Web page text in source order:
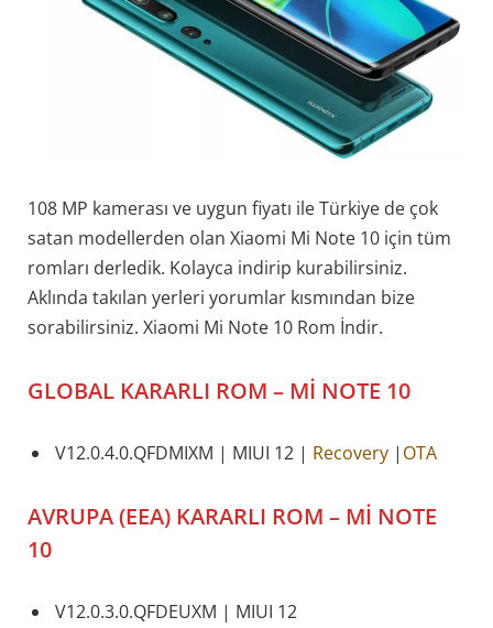
108 MP kamerası ve uygun fiyatı ile Türkiye de çok
satan modellerden olan Xiaomi Mi Note 10 için tüm
romları derledik. Kolayca indirip kurabilirsiniz.
Aklında takılan yerleri yorumlar kısmından bize
sorabilirsiniz. Xiaomi Mi Note 10 Rom İndir.
GLOBAL KARARLI ROM – Mİ NOTE 10
V12.0.4.0.QFDMIXM | MIUI 12 | Recovery | OTA
AVRUPA (EEA) KARARLI ROM – Mİ NOTE
10
V12.0.3.0.QFDEUXM | MIUI 12